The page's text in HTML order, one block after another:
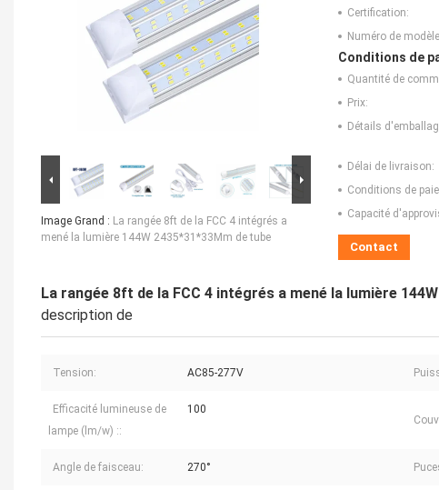
Image Grand : La rangée 8ft de la FCC 4 intégrés a
mené la lumière 144W 2435*31*33Mm de tube
Certification:
Numéro de
Conditions de
Quantité de
Prix:
Détails
Délai de livraison:
Conditions de
Capacité
Contact
La rangée 8ft de la FCC 4 intégrés a mené la lumière
description de
Tension: AC85-277V
Efficacité lumineuse de
lampe (lm/w) ::
100
Angle de faisceau: 270°